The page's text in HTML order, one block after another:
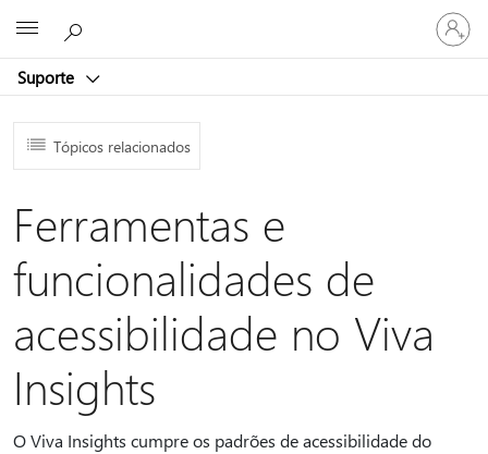
Suporte
Iniciar
sessão
na
Tópicos relacionados
Ferramentas e
funcionalidades de
acessibilidade no Viva
Insights
O Viva Insights cumpre os padrões de acessibilidade do